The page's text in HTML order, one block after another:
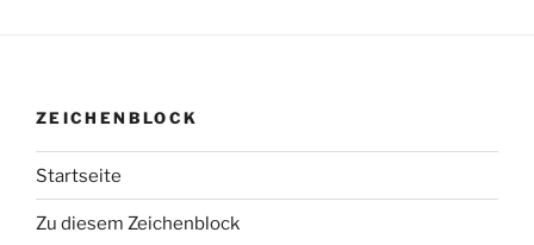
ZEICHENBLOCK
Startseite
Zu diesem Zeichenblock